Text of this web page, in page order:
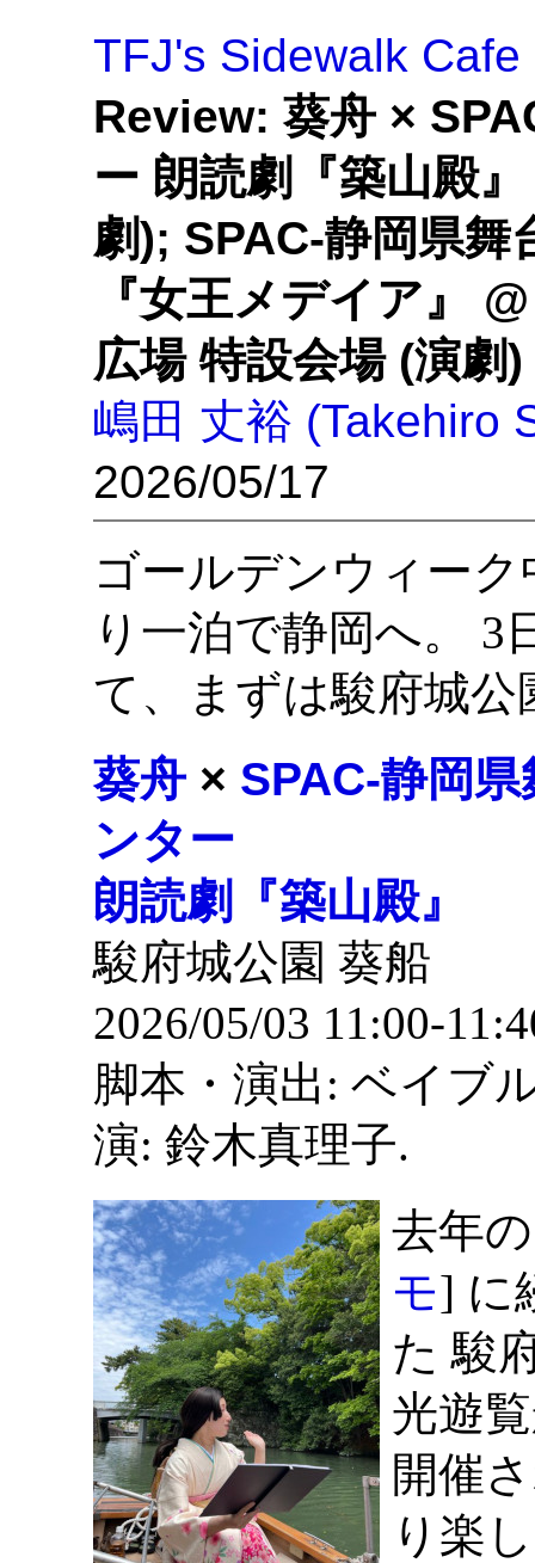
TFJ's Sidewalk Cafe
Review: 葵舟 ×
ー 朗読劇『築山殿
劇); SPAC-静岡県舞
『女王メデイア』
広場 特設会場 (演劇)
嶋田 丈裕 (Takehiro
2026/05/17
ゴールデンウィー
り一泊で静岡へ。 3
て、まずは駿府城公
葵舟 × SPAC-静岡
ンター
朗読劇『築山殿』
駿府城公園 葵船
2026/05/03 11:00-
脚本・演出: ベイブ
演: 鈴木真理子.
去年
モ] に
た 駿
光遊
開催
り楽